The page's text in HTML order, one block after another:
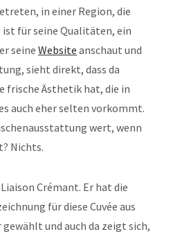
in einer Region, die
für seine Qualitäten, ein
seine Website anschaut und
sieht direkt, dass da
frische Ästhetik hat, die in
auch eher selten vorkommt.
wert, wenn
Nichts.
Crémant. Er hat die
für diese Cuvée aus
und auch da zeigt sich,